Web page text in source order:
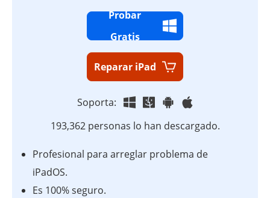
Probar
Gratis
Reparar iPad
Soporta:
193,362 personas lo han descargado.
Profesional para arreglar problema de
iPadOS.
Es 100% seguro.